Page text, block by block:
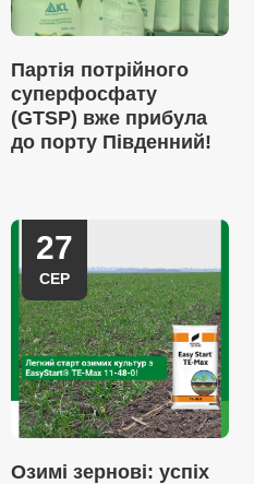
Партія потрійного
суперфосфату
(GTSP) вже прибула
до порту Південний!
27
СЕР
Озимі зернові: успіх